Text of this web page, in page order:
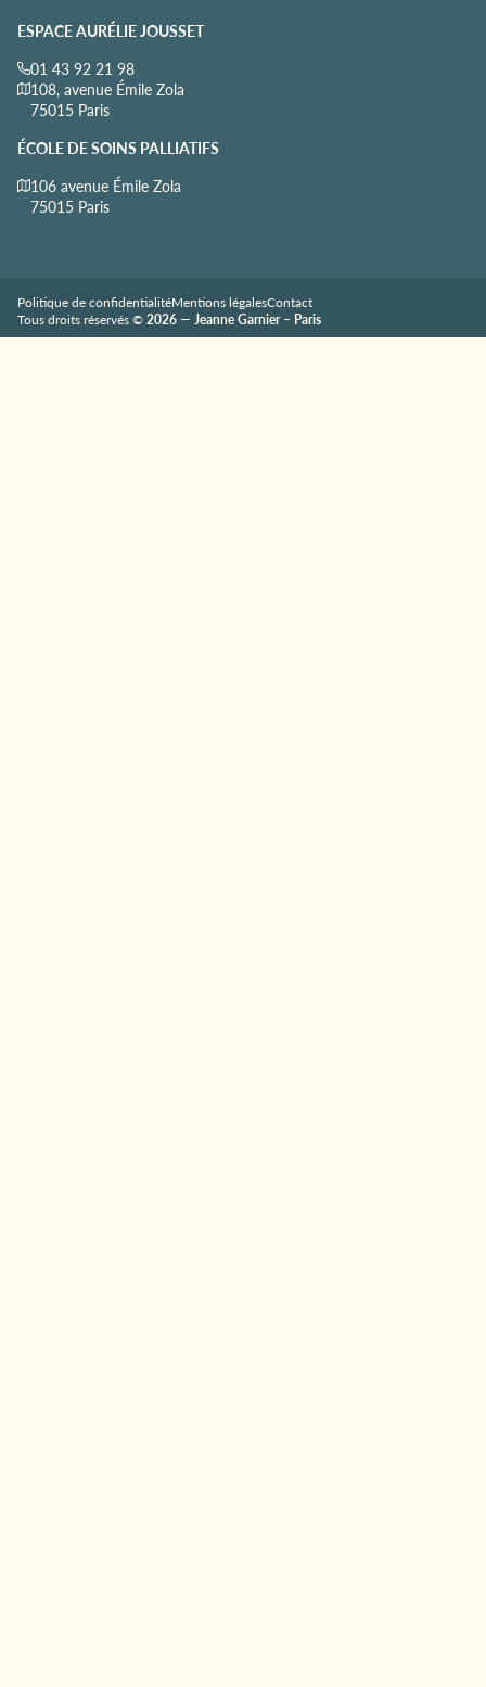
ESPACE AURÉLIE JOUSSET
01 43 92 21 98
108, avenue Émile Zola
75015 Paris
ÉCOLE DE SOINS PALLIATIFS
106 avenue Émile Zola
75015 Paris
Politique de confidentialitéMentions légalesContact
Tous droits réservés ©2026 — Jeanne Garnier – Paris